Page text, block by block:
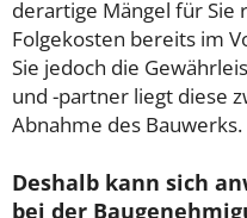
derartige Mängel für Sie
Folgekosten bereits im
Sie jedoch die
und -partner liegt diese
Abnahme des Bauwerks.
Deshalb kann sich
bei der